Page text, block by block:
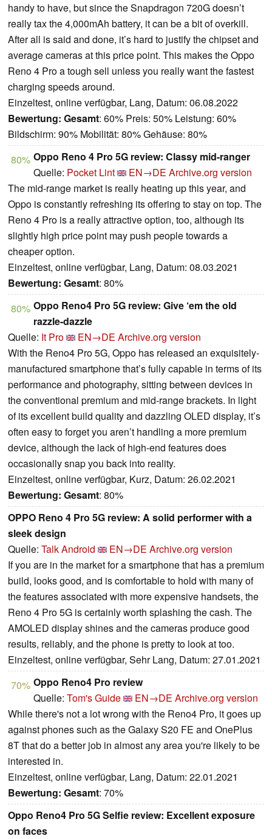
handy to have, but since the Snapdragon 720G doesn’t
really tax the 4,000mAh battery, it can be a bit of overkill.
After all is said and done, it’s hard to justify the chipset and
average cameras at this price point. This makes the Oppo
Reno 4 Pro a tough sell unless you really want the fastest
charging speeds around.
Einzeltest, online verfügbar, Lang, Datum: 06.08.2022
Bewertung: Gesamt: 60% Preis: 50% Leistung: 60%
Bildschirm: 90% Mobilität: 80% Gehäuse: 80%
80% Oppo Reno 4 Pro 5G review: Classy mid-ranger
Quelle: Pocket Lint EN→DE Archive.org version
The mid-range market is really heating up this year, and
Oppo is constantly refreshing its offering to stay on top. The
Reno 4 Pro is a really attractive option, too, although its
slightly high price point may push people towards a
cheaper option.
Einzeltest, online verfügbar, Lang, Datum: 08.03.2021
Bewertung: Gesamt: 80%
80% Oppo Reno4 Pro 5G review: Give ‘em the old
razzle-dazzle
Quelle: It Pro EN→DE Archive.org version
With the Reno4 Pro 5G, Oppo has released an exquisitely-
manufactured smartphone that’s fully capable in terms of its
performance and photography, sitting between devices in
the conventional premium and mid-range brackets. In light
of its excellent build quality and dazzling OLED display, it’s
often easy to forget you aren’t handling a more premium
device, although the lack of high-end features does
occasionally snap you back into reality.
Einzeltest, online verfügbar, Kurz, Datum: 26.02.2021
Bewertung: Gesamt: 80%
OPPO Reno 4 Pro 5G review: A solid performer with a
sleek design
Quelle: Talk Android EN→DE Archive.org version
If you are in the market for a smartphone that has a premium
build, looks good, and is comfortable to hold with many of
the features associated with more expensive handsets, the
Reno 4 Pro 5G is certainly worth splashing the cash. The
AMOLED display shines and the cameras produce good
results, reliably, and the phone is pretty to look at too.
Einzeltest, online verfügbar, Sehr Lang, Datum: 27.01.2021
70% Oppo Reno4 Pro review
Quelle: Tom's Guide EN→DE Archive.org version
While there's not a lot wrong with the Reno4 Pro, it goes up
against phones such as the Galaxy S20 FE and OnePlus
8T that do a better job in almost any area you're likely to be
interested in.
Einzeltest, online verfügbar, Lang, Datum: 22.01.2021
Bewertung: Gesamt: 70%
Oppo Reno4 Pro 5G Selfie review: Excellent exposure
on faces